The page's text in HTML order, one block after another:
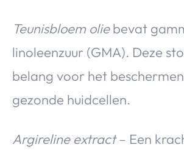
Teunisbloem oliebevat
linoleenzuur (GMA). Deze
belang voor het
gezonde huidcellen.
Argireline extract– Een